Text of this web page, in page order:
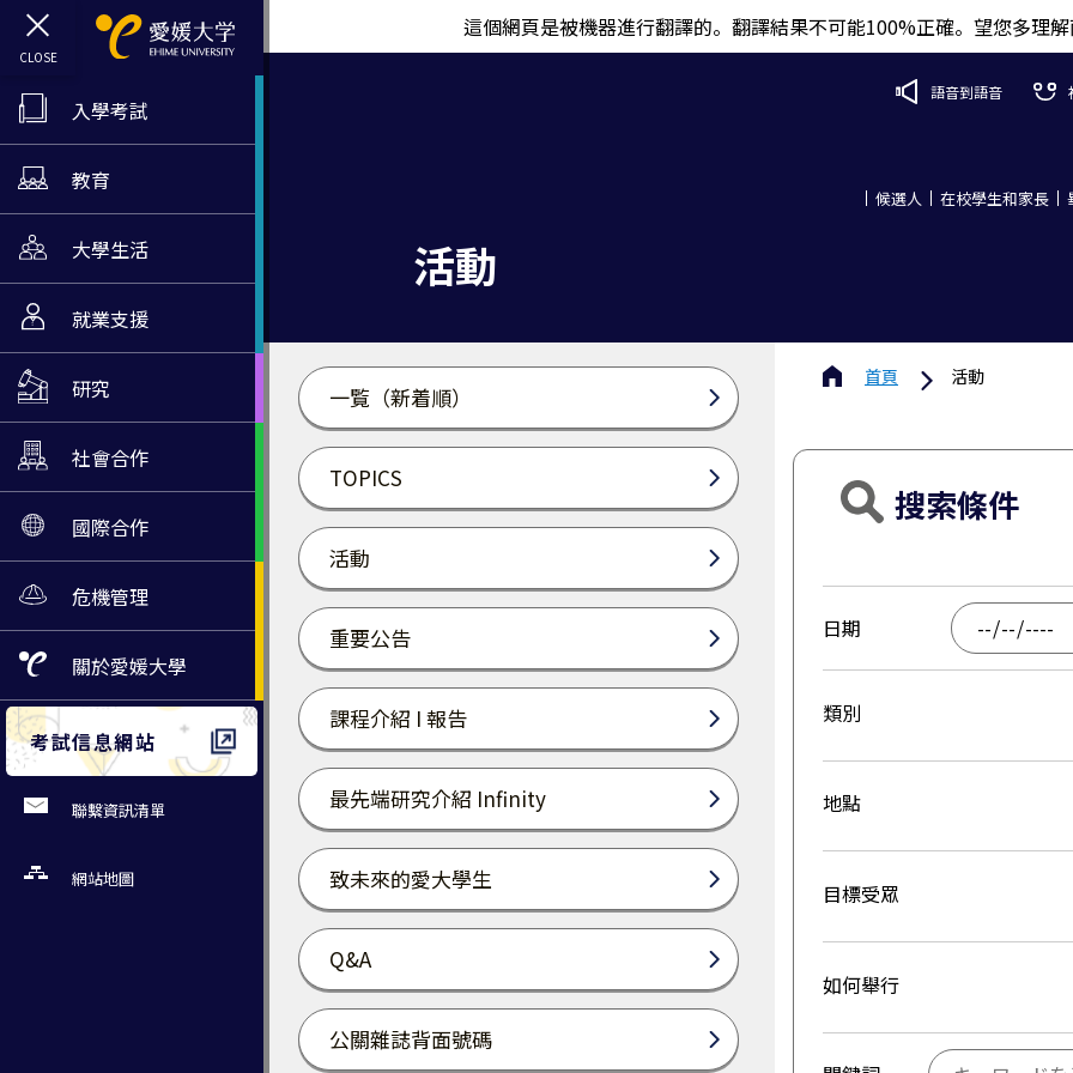
這個網頁是被機器進行翻譯的。翻譯結果不可能100%正確。望您多理
入學考試
教育
大學生活
就業支援
研究
社會合作
國際合作
危機管理
關於愛媛大學
考試信息網站
聯繫資訊清單
網站地圖
語音到語音
候選人 在校學生和家長
活動
一覧（新着順）
TOPICS
活動
重要公告
課程介紹 I 報告
最先端研究介紹 Infinity
致未來的愛大學生
Q&A
公關雜誌背面號碼
首頁 活動
搜索條件
日期
類別
地點
目標受眾
如何舉行